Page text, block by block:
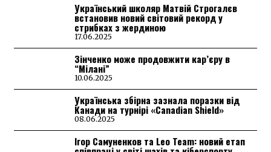
Український школяр Матвій Строгалєв
встановив новий світовий рекорд у
стрибках з жердиною
17.06.2025
Зінченко може продовжити кар’єру в
“Мілані”
10.06.2025
Українська збірна зазнала поразки від
Канади на турнірі «Canadian Shield»
08.06.2025
Ігор Самуненков та Leo Team: новий етап